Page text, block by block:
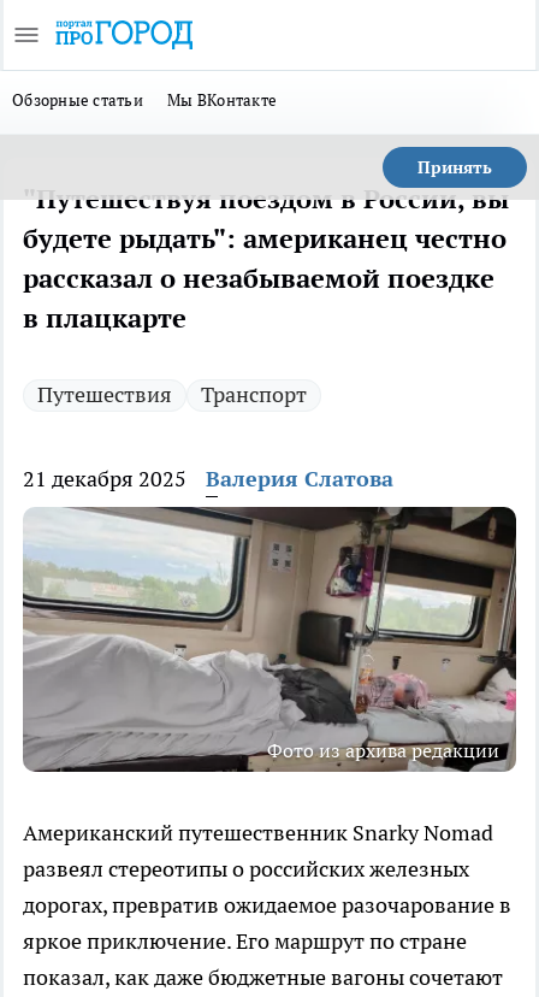
Обзорные статьи Мы ВКонтакте
Принять
"Путешествуя поездом в России, вы
будете рыдать": американец честно
рассказал о незабываемой поездке
в плацкарте
Путешествия Транспорт
21 декабря 2025 Валерия Слатова
Фото из архива редакции
Американский путешественник Snarky Nomad
развеял стереотипы о российских железных
дорогах, превратив ожидаемое разочарование в
яркое приключение. Его маршрут по стране
показал, как даже бюджетные вагоны сочетают